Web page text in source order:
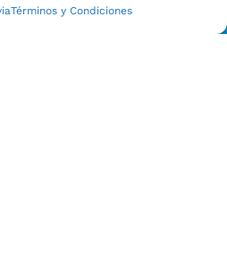
Términos y Condiciones